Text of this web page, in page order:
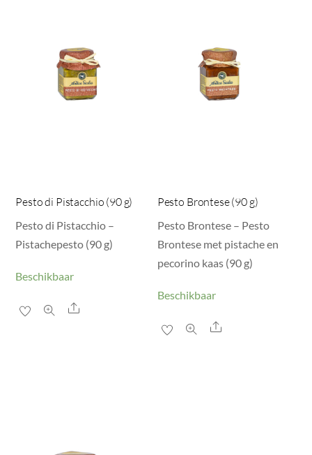
Pesto di Pistacchio (90 g)
Pesto di Pistacchio –
Pistachepesto (90 g)
Beschikbaar
Share
Pesto Brontese (90 g)
Pesto Brontese – Pesto
Brontese met pistache en
pecorino kaas (90 g)
Beschikbaar
Share